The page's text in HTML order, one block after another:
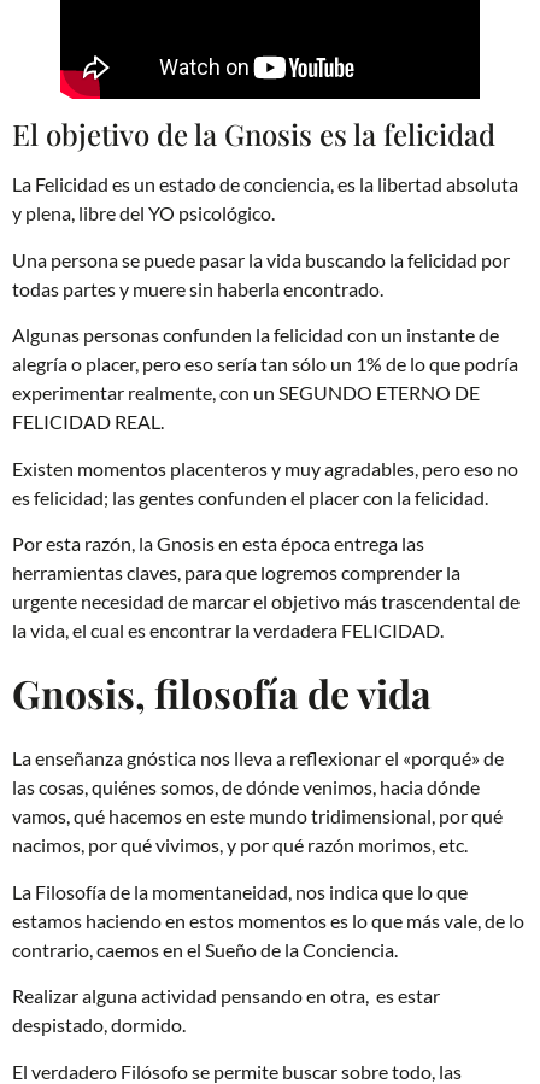
El objetivo de la Gnosis es la felicidad
La Felicidad es un estado de conciencia, es la libertad absoluta
y plena, libre del YO psicológico.
Una persona se puede pasar la vida buscando la felicidad por
todas partes y muere sin haberla encontrado.
Algunas personas confunden la felicidad con un instante de
alegría o placer, pero eso sería tan sólo un 1% de lo que podría
experimentar realmente, con un SEGUNDO ETERNO DE
FELICIDAD REAL.
Existen momentos placenteros y muy agradables, pero eso no
es felicidad; las gentes confunden el placer con la felicidad.
Por esta razón, la Gnosis en esta época entrega las
herramientas claves, para que logremos comprender la
urgente necesidad de marcar el objetivo más trascendental de
la vida, el cual es encontrar la verdadera FELICIDAD.
Gnosis, filosofía de vida
La enseñanza gnóstica nos lleva a reflexionar el «porqué» de
las cosas, quiénes somos, de dónde venimos, hacia dónde
vamos, qué hacemos en este mundo tridimensional, por qué
nacimos, por qué vivimos, y por qué razón morimos, etc.
La Filosofía de la momentaneidad, nos indica que lo que
estamos haciendo en estos momentos es lo que más vale, de lo
contrario, caemos en el Sueño de la Conciencia.
Realizar alguna actividad pensando en otra, es estar
despistado, dormido.
El verdadero Filósofo se permite buscar sobre todo, las